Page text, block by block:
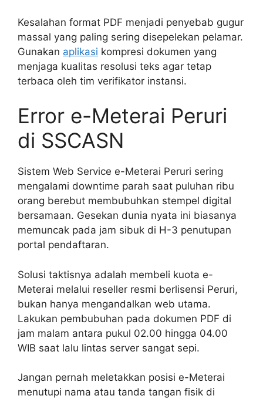
Kesalahan format PDF menjadi penyebab gugur
massal yang paling sering disepelekan pelamar.
Gunakan aplikasi kompresi dokumen yang
menjaga kualitas resolusi teks agar tetap
terbaca oleh tim verifikator instansi.
Error e-Meterai Peruri
di SSCASN
Sistem Web Service e-Meterai Peruri sering
mengalami downtime parah saat puluhan ribu
orang berebut membubuhkan stempel digital
bersamaan. Gesekan dunia nyata ini biasanya
memuncak pada jam sibuk di H-3 penutupan
portal pendaftaran.
Solusi taktisnya adalah membeli kuota e-
Meterai melalui reseller resmi berlisensi Peruri,
bukan hanya mengandalkan web utama.
Lakukan pembubuhan pada dokumen PDF di
jam malam antara pukul 02.00 hingga 04.00
WIB saat lalu lintas server sangat sepi.
Jangan pernah meletakkan posisi e-Meterai
menutupi nama atau tanda tangan fisik di